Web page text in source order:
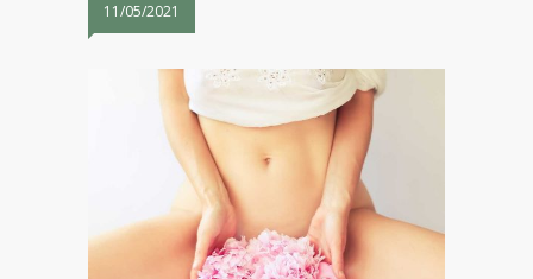
11/05/2021